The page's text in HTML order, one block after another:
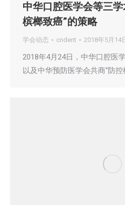
中华口腔医学会等三
槟榔致癌”的策略
学会动态 cndent 2018年5月14
2018年4月24日，中华口腔医
以及中华预防医学会共商“防控